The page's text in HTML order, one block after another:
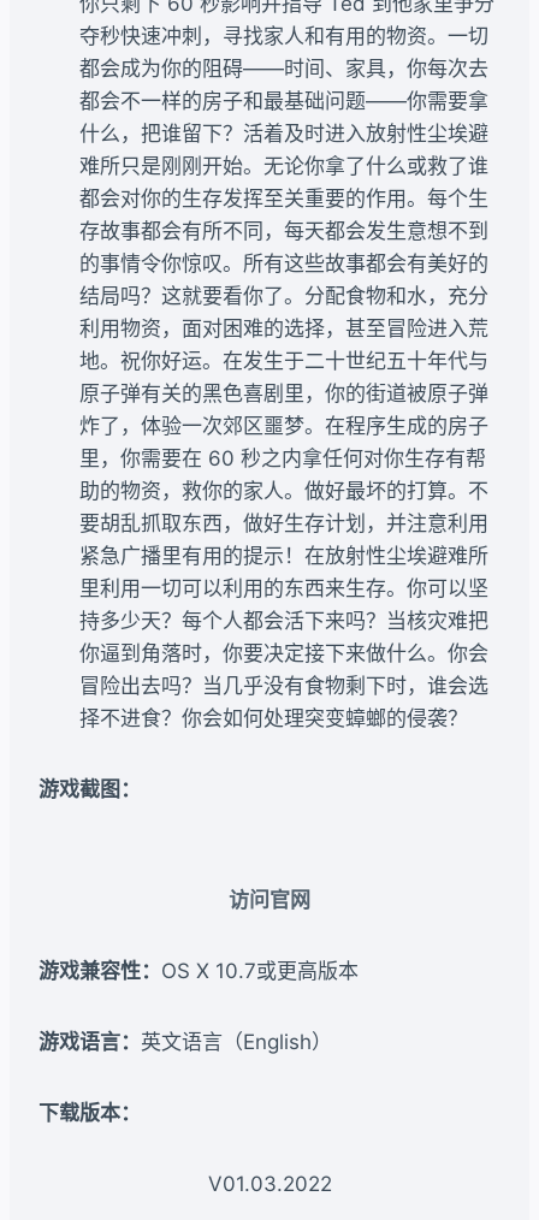
夺秒快速冲刺，寻找家人和有用的物资。一切
都会成为你的阻碍——时间、家具，你每次去
都会不一样的房子和最基础问题——你需要拿
什么，把谁留下？活着及时进入放射性尘埃避
难所只是刚刚开始。无论你拿了什么或救了谁
都会对你的生存发挥至关重要的作用。每个生
存故事都会有所不同，每天都会发生意想不到
的事情令你惊叹。所有这些故事都会有美好的
结局吗？这就要看你了。分配食物和水，充分
利用物资，面对困难的选择，甚至冒险进入荒
地。祝你好运。在发生于二十世纪五十年代与
原子弹有关的黑色喜剧里，你的街道被原子弹
炸了，体验一次郊区噩梦。在程序生成的房子
里，你需要在 60 秒之内拿任何对你生存有帮
助的物资，救你的家人。做好最坏的打算。不
要胡乱抓取东西，做好生存计划，并注意利用
紧急广播里有用的提示！在放射性尘埃避难所
里利用一切可以利用的东西来生存。你可以坚
持多少天？每个人都会活下来吗？当核灾难把
你逼到角落时，你要决定接下来做什么。你会
冒险出去吗？当几乎没有食物剩下时，谁会选
择不进食？你会如何处理突变蟑螂的侵袭？
游戏截图：
访问官网
游戏兼容性： OS X 10.7或更高版本
游戏语言： 英文语言（English）
下载版本：
V01.03.2022